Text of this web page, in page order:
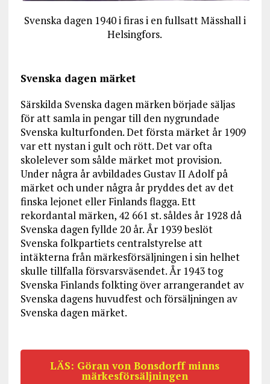
Svenska dagen 1940 i firas i en fullsatt Mässhall i
Helsingfors.
Svenska dagen märket
Särskilda Svenska dagen märken började säljas
för att samla in pengar till den nygrundade
Svenska kulturfonden. Det första märket år 1909
var ett nystan i gult och rött. Det var ofta
skolelever som sålde märket mot provision.
Under några år avbildades Gustav II Adolf på
märket och under några år pryddes det av det
finska lejonet eller Finlands flagga. Ett
rekordantal märken, 42 661 st. såldes år 1928 då
Svenska dagen fyllde 20 år. År 1939 beslöt
Svenska folkpartiets centralstyrelse att
intäkterna från märkesförsäljningen i sin helhet
skulle tillfalla försvarsväsendet. År 1943 tog
Svenska Finlands folkting över arrangerandet av
Svenska dagens huvudfest och försäljningen av
Svenska dagen märket.
LÄS: Göran von Bonsdorff minns
märkesförsäljningen